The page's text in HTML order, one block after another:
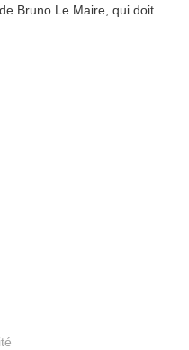
Bruno Le Maire, qui doit